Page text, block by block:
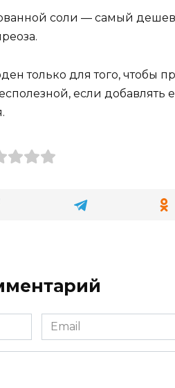
соли — самый
только для того, чтобы
если
Email
*